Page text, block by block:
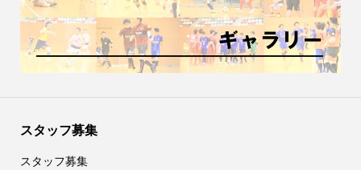
スタッフ募集
スタッフ募集